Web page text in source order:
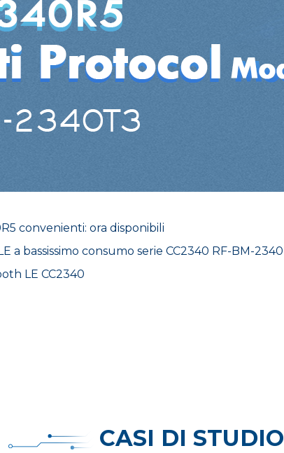
convenienti: ora disponibili
a bassissimo consumo serie CC2340 RF-BM-
LE CC2340
CASI DI